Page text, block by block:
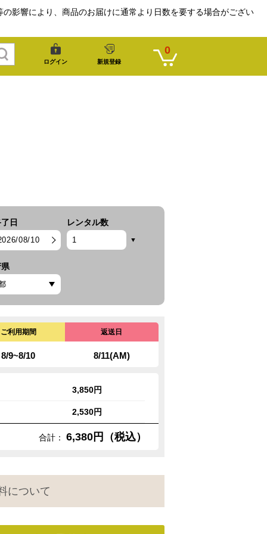
影響により、商品のお届けに通常より日数を要する場合がござい
ログイン 新規登録
0
日
08/10
レンタル数
ご利用期間
8/9~8/10
返送日
8/11(AM)
3,850円
2,530円
合計： 6,380円（税込）
について